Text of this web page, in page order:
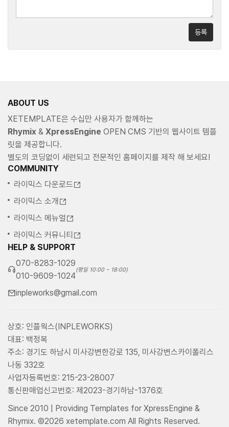
등록
ABOUT US
XETEMPLATE은 수십만 사용자가 함께하는
Rhymix & XpressEngine OPEN CMS 기반의 웹사이트 템플
릿을 제공합니다.
별도의 코딩없이 세련되고 전문적인 홈페이지를 제작 해 보세요!
COMMUNITY
라이믹스 다운로드
라이믹스 소개
라이믹스 메뉴얼
라이믹스 커뮤니티
HELP & SUPPORT
070-8283-1029
010-9609-1024
(평일 10:00 ~ 18:00)
inpleworks@gmail.com
상호: 인플웍스(INPLEWORKS)
대표: 백정복
주소: 경기도 하남시 미사강변한강로 135, 미사강변스카이폴리스
나동 332호
사업자등록번호: 215-23-28007
통신판매업신고번호: 제2023-경기하남-1376호
Since 2010 | Providing Templates for XpressEngine &
Rhymix. ©2026 xetemplate.com All Rights Reserved.